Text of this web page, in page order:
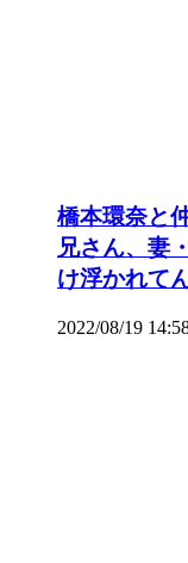
橋本環奈と
兄さん、妻
け浮かれて
2022/08/19